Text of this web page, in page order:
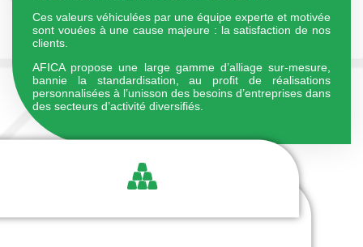
Ces valeurs véhiculées par une équipe experte et motivée
sont vouées à une cause majeure : la satisfaction de nos
clients.
AFICA propose une large gamme d’alliage sur-mesure,
bannie la standardisation, au profit de réalisations
personnalisées à l’unisson des besoins d’entreprises dans
des secteurs d’activité diversifiés.